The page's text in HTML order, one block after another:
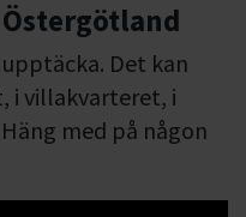
Det kan
i villakvarteret, i
med på någon